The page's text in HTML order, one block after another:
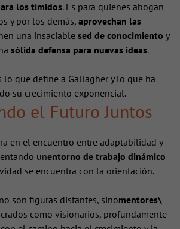
los tímidos. Es para quienes abogan
y por los demás,aprovechan las
una insaciable sed de conocimiento y
sólida defensa para nuevas ideas.
lo que define a Gallagher y lo que ha
su crecimiento exponencial.
el Futuro Juntos
en el encuentro entre adaptabilidad y
unentorno de trabajo dinámico
se encuentra con la orientación.
son figuras distantes, sinomentores\
como visionarios, profundamente